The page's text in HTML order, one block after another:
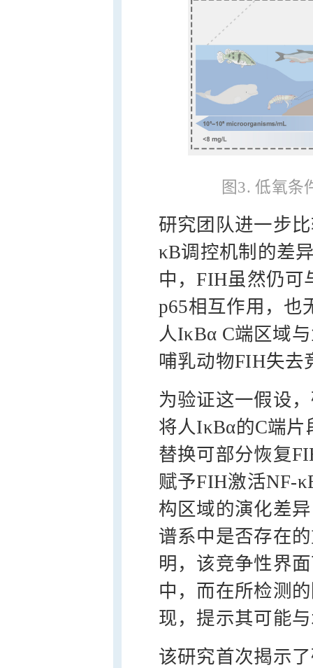
图3. 低氧条
研究团队进一步
κB调控机制的差
中，FIH虽然仍可
p65相互作用，也
人IκBα C端区域
哺乳动物FIH失去
为验证这一假设
将人IκBα的C端
替换可部分恢复
赋予FIH激活NF-
构区域的演化差
谱系中是否存在
明，该竞争性界
中，而在所检测
现，提示其可能
该研究首次揭示